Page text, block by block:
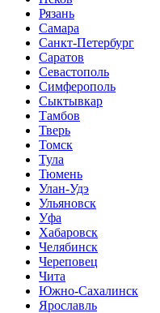
Рязань
Самара
Санкт-Петербург
Саратов
Севастополь
Симферополь
Сыктывкар
Тамбов
Тверь
Томск
Тула
Тюмень
Улан-Удэ
Ульяновск
Уфа
Хабаровск
Челябинск
Череповец
Чита
Южно-Сахалинск
Ярославль